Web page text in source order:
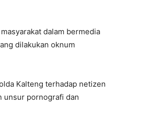
dalam bermedia
dilakukan oknum
Kalteng terhadap netizen
unsur pornografi dan